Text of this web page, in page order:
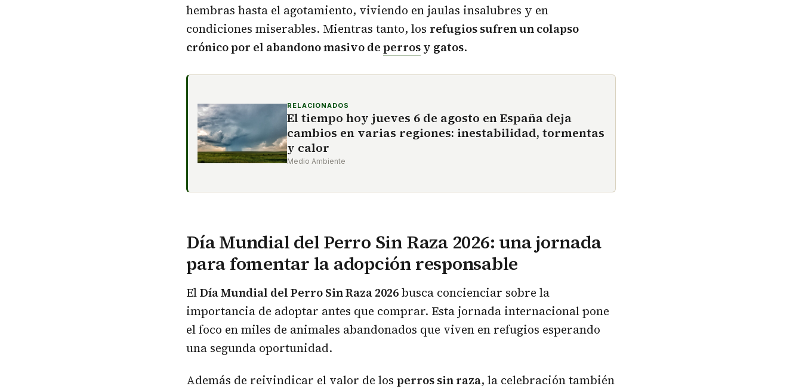
hembras hasta el agotamiento, viviendo en jaulas insalubres y en
condiciones miserables. Mientras tanto, los refugios sufren un colapso
crónico por el abandono masivo deperrosy gatos.
RELACIONADOS
El tiempo hoy jueves 6 de agosto en España deja
cambios en varias regiones: inestabilidad, tormentas
y calor
Medio Ambiente
Día Mundial del Perro Sin Raza 2026: una jornada
para fomentar la adopción responsable
ElDía Mundial del Perro Sin Raza 2026busca concienciar sobre la
importancia de adoptar antes que comprar. Esta jornada internacional pone
el foco en miles de animales abandonados que viven en refugios esperando
una segunda oportunidad.
Además de reivindicar el valor de los perros sin raza, la celebración también